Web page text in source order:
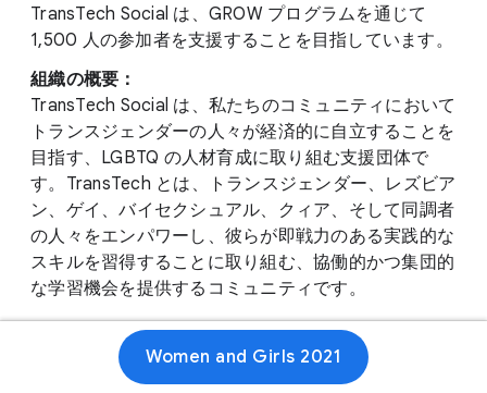
TransTech Social は、GROW プログラムを通じて
1,500 人の参加者を支援することを目指しています。
組織の概要：
TransTech Social は、私たちのコミュニティにおいて
トランスジェンダーの人々が経済的に自立することを
目指す、LGBTQ の人材育成に取り組む支援団体で
す。TransTech とは、トランスジェンダー、レズビア
ン、ゲイ、バイセクシュアル、クィア、そして同調者
の人々をエンパワーし、彼らが即戦力のある実践的な
スキルを習得することに取り組む、協働的かつ集団的
な学習機会を提供するコミュニティです。
Women and Girls 2021